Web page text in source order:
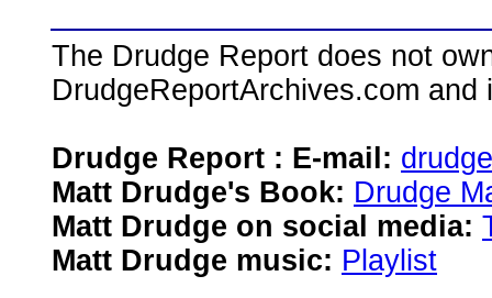
The Drudge Report does not
DrudgeReportArchives.com
Drudge Report : E-mail:
Matt Drudge's Book: Drudge
Matt Drudge on social media:
Matt Drudge music: Playlist